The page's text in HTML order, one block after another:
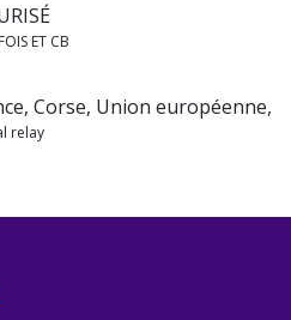
ET CB
Corse, Union européenne,
relay